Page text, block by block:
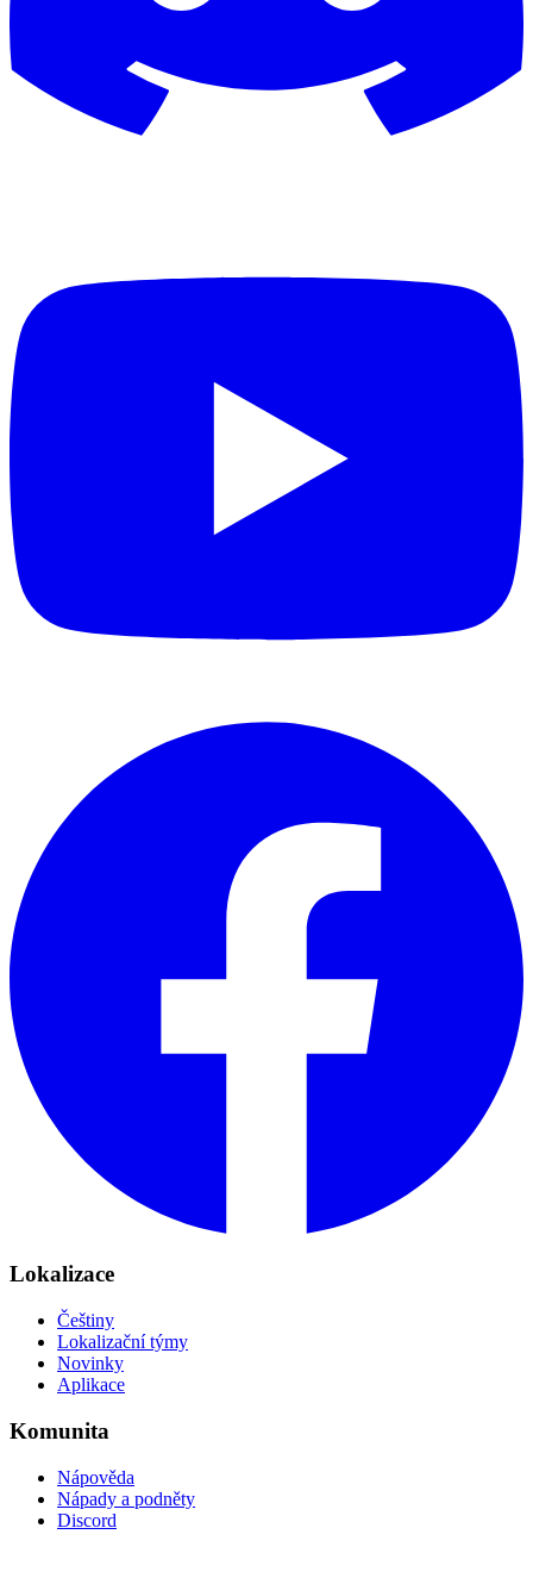
Lokalizace
Češtiny
Lokalizační týmy
Novinky
Aplikace
Komunita
Nápověda
Nápady a podněty
Discord